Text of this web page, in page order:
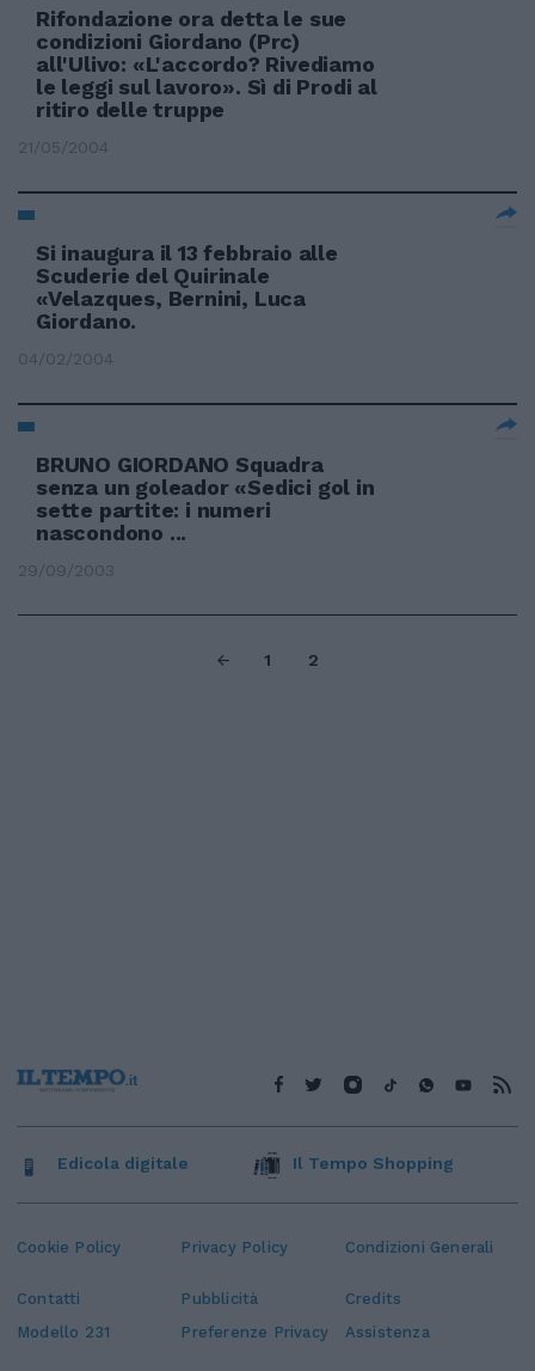
Rifondazione ora detta le sue
condizioni Giordano (Prc)
all'Ulivo: «L'accordo? Rivediamo
le leggi sul lavoro». Sì di Prodi al
ritiro delle truppe
21/05/2004
Si inaugura il 13 febbraio alle
Scuderie del Quirinale
«Velazques, Bernini, Luca
Giordano.
04/02/2004
BRUNO GIORDANO Squadra
senza un goleador «Sedici gol in
sette partite: i numeri
nascondono ...
29/09/2003
1 2
Cookie Policy Privacy Policy Condizioni Generali
Contatti Pubblicità
Credits
Modello 231
Preferenze Privacy Assistenza
Edicola digitale Il Tempo Shopping